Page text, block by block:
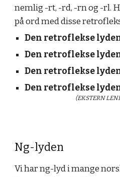
nemlig -rt, -rd, -rn og -rl.
på ord med disse
Den retroflekse
Den retroflekse
Den retroflekse
Den retroflekse
(EKSTERN
Ng-lyden
Vi har ng-lyd i mange